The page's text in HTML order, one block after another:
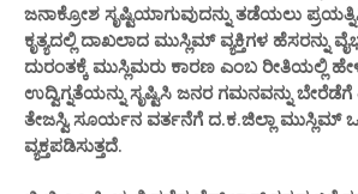
ಜನಾಕ್ರೋಶ ಸೃಷ್ಟಿಯಾಗುವುದನ್ನು ತಡೆಯಲು
ಕೃತ್ಯದಲ್ಲಿ ದಾಖಲಾದ ಮುಸ್ಲಿಮ್ ವ್ಯಕ್ತಿಗಳ ಹೆಸರನ್ನು
ದುರಂತಕ್ಕೆ ಮುಸ್ಲಿಮರು ಕಾರಣ ಎಂಬ ರೀತಿಯಲ್ಲಿ
ಉದ್ವಿಗ್ನತೆಯನ್ನು ಸೃಷ್ಟಿಸಿ ಜನರ ಗಮನವನ್ನು ಬೇರೆಡೆಗೆ
ತೇಜಸ್ವಿ ಸೂರ್ಯನ ವರ್ತನೆಗೆ ದ.ಕ.ಜಿಲ್ಲಾ ಮುಸ್ಲಿಮ್
ವ್ಯಕ್ತಪಡಿಸುತ್ತದೆ.